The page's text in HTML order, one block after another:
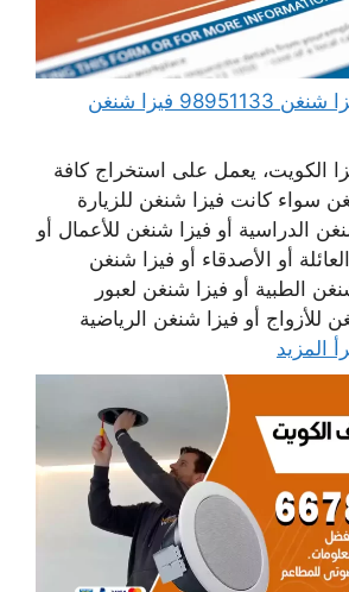
مكتب استخراج فيزا شنغن 98951133 فيزا شنغن
الكويت، يعمل على استخراج كافة
سواء كانت فيزا شنغن للزيارة
الدراسية أو فيزا شنغن للأعمال أو
أو الأصدقاء أو فيزا شنغن
الطبية أو فيزا شنغن لعبور
للأزواج أو فيزا شنغن الرياضية
المزيد